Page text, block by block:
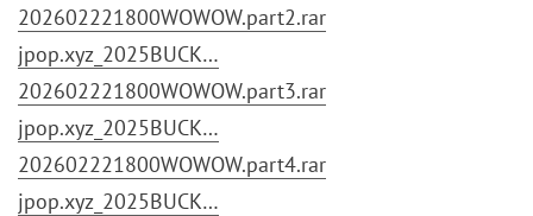
202602221800WOWOW.part2.rar
jpop.xyz_2025BUCK…
202602221800WOWOW.part3.rar
jpop.xyz_2025BUCK…
202602221800WOWOW.part4.rar
jpop.xyz_2025BUCK…